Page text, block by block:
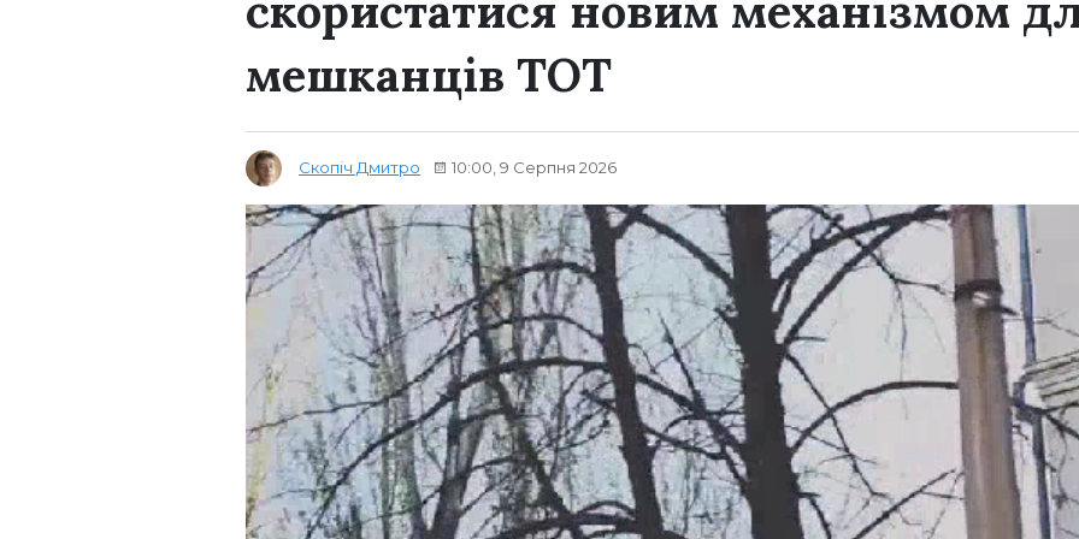
мешканців ТОТ
Скопіч Дмитро 10:00, 9 Серпня 2026